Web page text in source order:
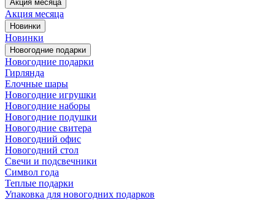
Акция месяца
Акция месяца
Новинки
Новинки
Новогодние подарки
Новогодние подарки
Гирлянда
Елочные шары
Новогодние игрушки
Новогодние наборы
Новогодние подушки
Новогодние свитера
Новогодний офис
Новогодний стол
Свечи и подсвечники
Символ года
Теплые подарки
Упаковка для новогодних подарков